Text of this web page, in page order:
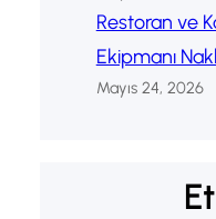
Restoran ve
Ekipmanı
Mayıs 24, 2026